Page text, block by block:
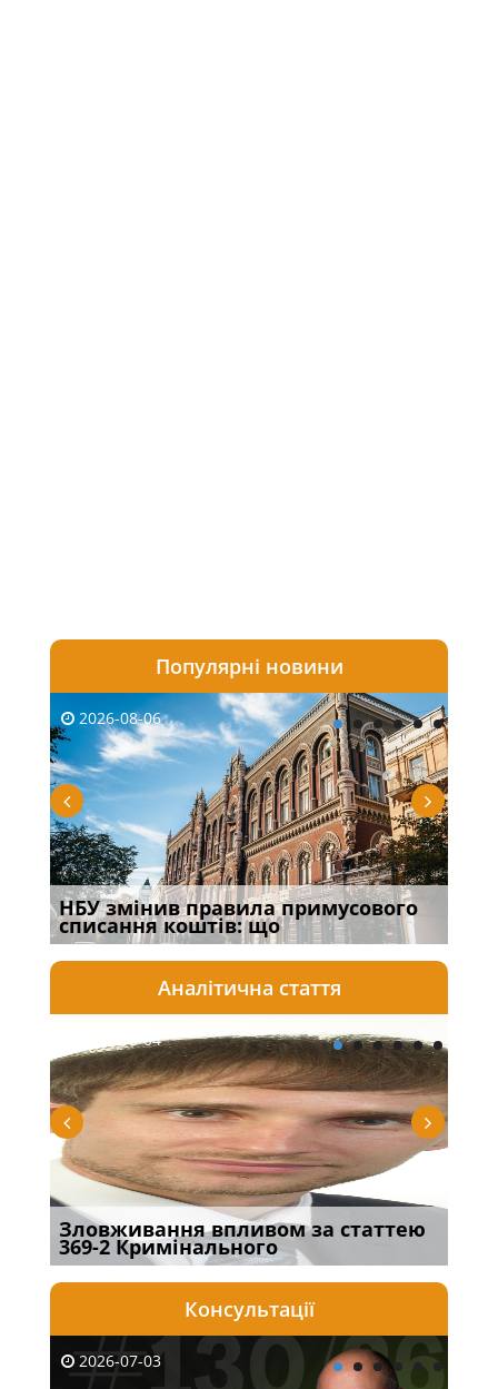
Популярні новини
2026-08-06
НБУ змінив правила примусового
списання коштів: що
Аналітична стаття
2026-08-04
Зловживання впливом за статтею
369-2 Кримінального
Консультації
2026-07-03